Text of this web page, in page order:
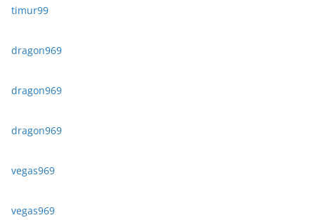
timur99
dragon969
dragon969
dragon969
vegas969
vegas969